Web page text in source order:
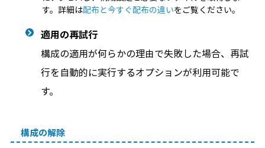
す。詳細は配布と今すぐ配布の違いをご覧ください。
適用の再試行
構成の適用が何らかの理由で失敗した場合、再試
行を自動的に実行するオプションが利用可能で
す。
構成の解除